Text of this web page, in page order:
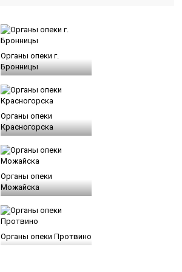
Органы опеки г.
Бронницы
Органы опеки
Красногорска
Органы опеки
Можайска
Органы опеки Протвино